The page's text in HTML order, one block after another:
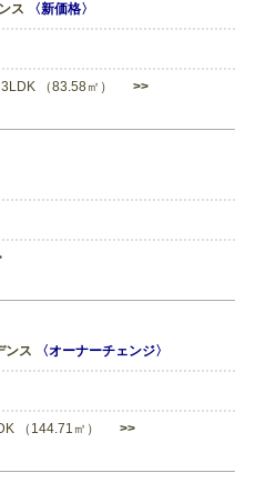
ス 〈新価格〉
3LDK （83.58㎡） >>
ンス 〈オーナーチェンジ〉
（144.71㎡） >>